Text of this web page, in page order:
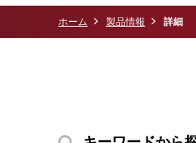
ホーム 製品情報 詳細